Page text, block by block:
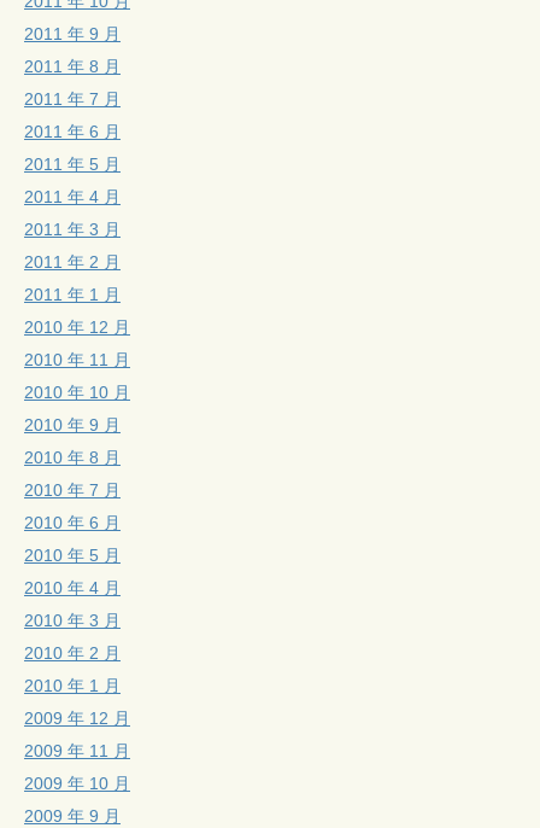
2011 年 9 月
2011 年 8 月
2011 年 7 月
2011 年 6 月
2011 年 5 月
2011 年 4 月
2011 年 3 月
2011 年 2 月
2011 年 1 月
2010 年 12 月
2010 年 11 月
2010 年 10 月
2010 年 9 月
2010 年 8 月
2010 年 7 月
2010 年 6 月
2010 年 5 月
2010 年 4 月
2010 年 3 月
2010 年 2 月
2010 年 1 月
2009 年 12 月
2009 年 11 月
2009 年 10 月
2009 年 9 月